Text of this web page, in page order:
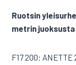
Ruotsin
metrin
F17 200: ANETTE